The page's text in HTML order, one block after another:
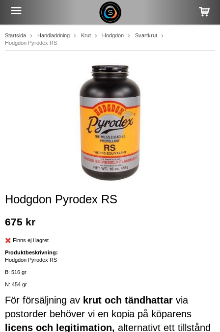
Startsida Handladdning Krut Hodgdon
Svartkrut
Hodgdon Pyrodex RS
Hodgdon Pyrodex RS
675 kr
Finns ej i lagret
Produktbeskrivning:
Hodgdon Pyrodex RS
B: 516 gr
N: 454 gr
För försäljning av krut och tändhattar via
postorder behöver vi en kopia på köparens
licens och legitimation, alternativt ett tillstånd